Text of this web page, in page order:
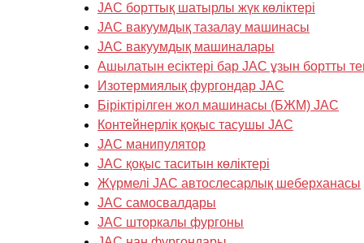
JAC борттық шатырлы жүк көліктері
JAC вакуумдық тазалау машинасы
JAC вакуумдық машиналары
Ашылатын есіктері бар JAC ұзын бортты
Изотермиялық фургондар JAC
Біріктірілген жол машинасы (БЖМ) JAC
Контейнерлік қоқыс тасушы JAC
JAC манипулятор
JAC қоқыс таситын көліктері
Жүрмелі JAC автослесарлық шеберханасы
JAC самосвалдары
JAC шторкалы фургоны